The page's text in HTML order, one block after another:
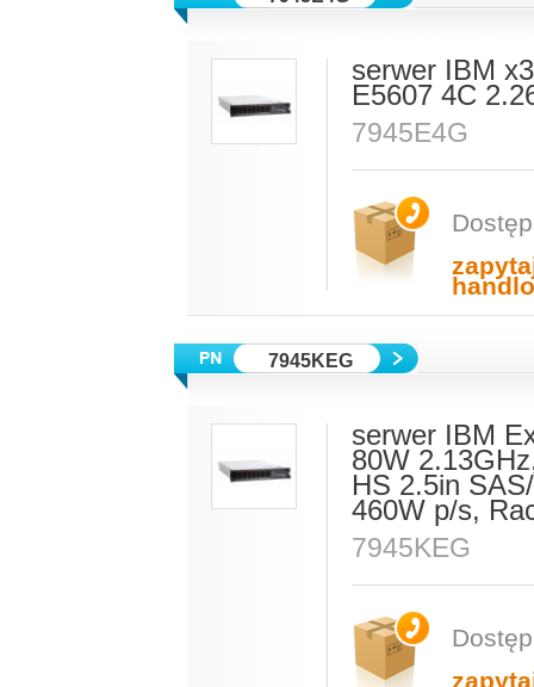
serwer IBM
E5607 4C
7945E4G
7945KEG
serwer IBM
80W
HS 2.5in
460W p/s,
7945KEG